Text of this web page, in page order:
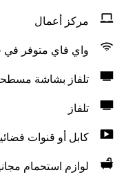
مركز أعمال
واي فاي متوفر في
تلفاز بشاشة
تلفاز
كابل أو قنوات
لوازم استحمام